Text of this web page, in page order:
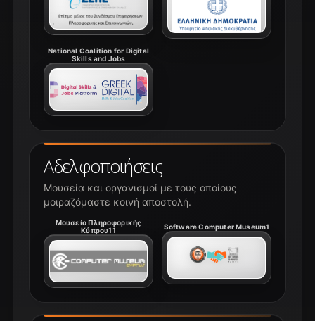
Αδελφοποιήσεις
Μουσεία και οργανισμοί με τους οποίους
μοιραζόμαστε κοινή αποστολή.
Μουσείο Πληροφορικής
Κύπρου11
Software Computer Museum1
National Coalition for Digital
Skills and Jobs